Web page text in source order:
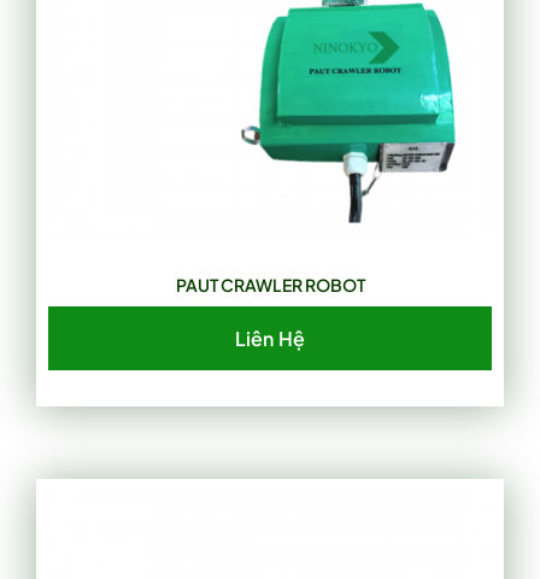
PAUT CRAWLER ROBOT
Liên Hệ